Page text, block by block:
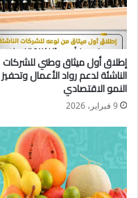
وأكد الوزير أن الدولة تعمل
صياغة سياسات تجارية
القومي، مشددًا على أهمية
لدعم القدرات الإنتاجية
الصندوق السيادي، تستهدف
الصناعة، إلى جانب بحث
واعدة مثل الاقتصاد الرياضي
إطلاق أول ميثاق وطني للشركات
الناشئة لدعم رواد الأعمال وتحفيز
النمو الاقتصادي
9 فبراير، 2026